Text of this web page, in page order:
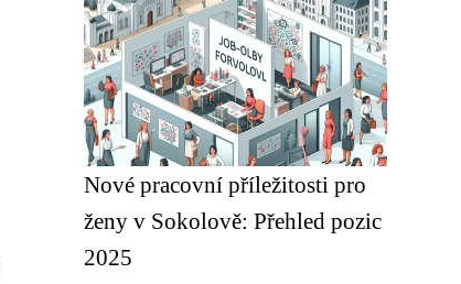
Nové pracovní příležitosti pro
ženy v Sokolově: Přehled pozic
2025